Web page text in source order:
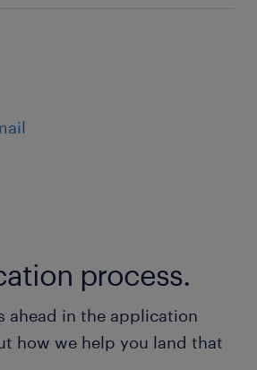
武線、武蔵野線、東葉高速線
見つかるまでチャレンジＯＫ！
process.
ahead in the application
how we help you land that